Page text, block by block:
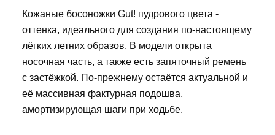
Кожаные босоножки Gut! пудрового цвета -
оттенка, идеального для создания по-настоящему
лёгких летних образов. В модели открыта
носочная часть, а также есть запяточный ремень
с застёжкой. По-прежнему остаётся актуальной и
её массивная фактурная подошва,
амортизирующая шаги при ходьбе.